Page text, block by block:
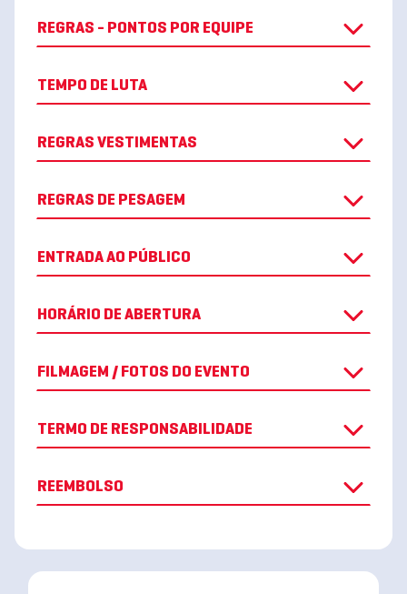
REGRAS - PONTOS POR EQUIPE
TEMPO DE LUTA
REGRAS VESTIMENTAS
REGRAS DE PESAGEM
ENTRADA AO PÚBLICO
HORÁRIO DE ABERTURA
FILMAGEM / FOTOS DO EVENTO
TERMO DE RESPONSABILIDADE
REEMBOLSO